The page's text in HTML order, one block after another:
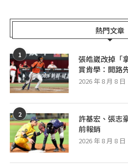
熱門文章
1
張皓崴改掉「
賞肯學：開路
2026 年 8 月 8 日
2
許基宏、張志
前報銷
2026 年 8 月 8 日